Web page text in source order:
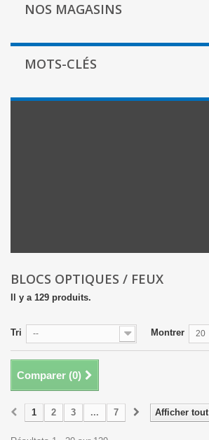
NOS MAGASINS
MOTS-CLÉS
BLOCS OPTIQUES / FEUX
Il y a 129 produits.
Tri -- Montrer 20
Comparer (0)
Afficher tout
1 2 3 ... 7